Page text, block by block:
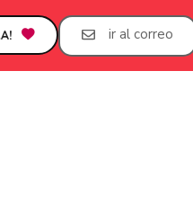
ir al correo